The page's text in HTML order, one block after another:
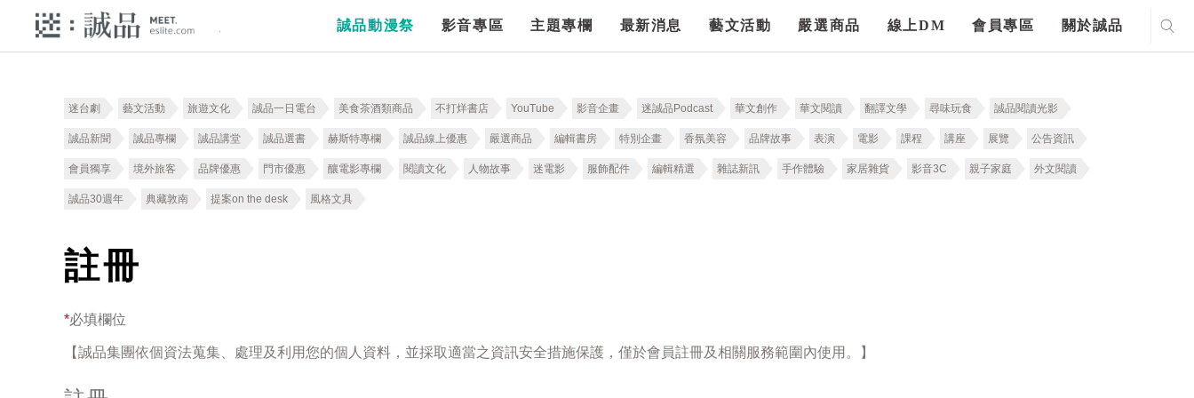
誠品動漫祭 影音專區 主題專欄 最新消息 藝文活動 嚴選商品 線上DM 會員專區 關於誠品
迷台劇 藝文活動 旅遊文化 誠品一日電台 美食茶酒類商品 不打烊書店 YouTube 影音企畫 迷誠品Podcast 華文創作 華文閱讀 翻譯文學 尋味玩食 誠品閱讀光影
誠品新聞 誠品專欄 誠品講堂 誠品選書 赫斯特專欄 誠品線上優惠 嚴選商品 編輯書房 特別企畫 香氛美容 品牌故事 表演 電影 課程 講座 展覽 公告資訊
會員獨享 境外旅客 品牌優惠 門市優惠 釀電影專欄 閱讀文化 人物故事 迷電影 服飾配件 編輯精選 雜誌新訊 手作體驗 家居雜貨 影音3C 親子家庭 外文閱讀
誠品30週年 典藏敦南 提案on the desk 風格文具
註冊
*必填欄位
【誠品集團依個資法蒐集、處理及利用您的個人資料，並採取適當之資訊安全措施保護，僅於會員註冊及相關服務範圍內使用。】